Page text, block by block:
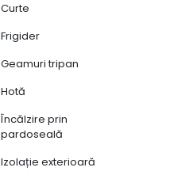
Curte
Frigider
Geamuri tripan
Hotă
Încălzire prin
pardoseală
Izolație exterioară